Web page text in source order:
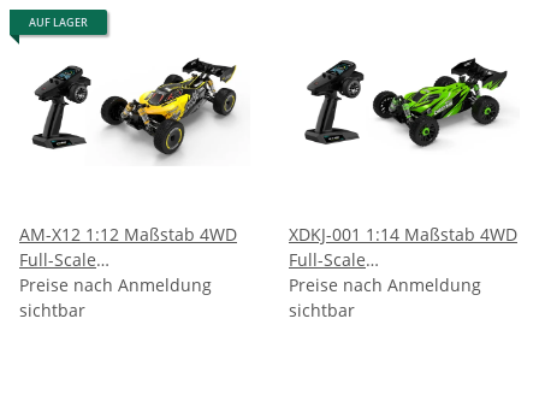
AUF LAGER
AM-X12 1:12 Maßstab 4WD
Full-Scale
Hochgeschwindigkeits-
Rennwagen
Preise nach Anmeldung
sichtbar
XDKJ-001 1:14 Maßstab 4WD
Full-Scale
Hochgeschwindigkeits-
Rennwagen
Preise nach Anmeldung
sichtbar